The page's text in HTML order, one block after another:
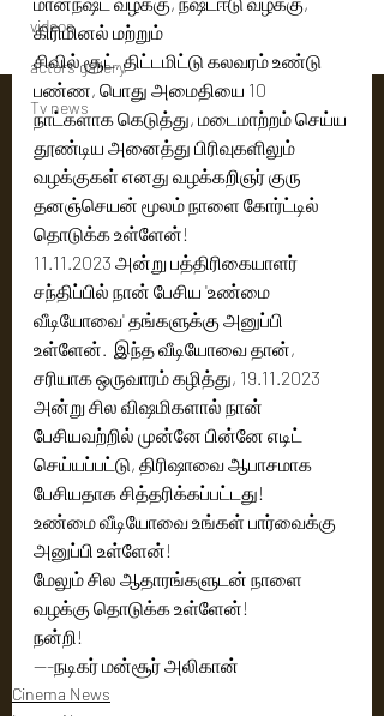
videos
actors gallery
Tv news
கிரிமினல் மற்றும்
சிவில் சூட், திட்டமிட்டு கலவரம் உண்டு
பண்ண, பொது அமைதியை 10
நாட்களாக கெடுத்து, மடைமாற்றம் செய்ய
தூண்டிய அனைத்து பிரிவுகளிலும்
வழக்குகள் எனது வழக்கறிஞர் குரு
தனஞ்செயன் மூலம் நாளை கோர்ட்டில்
தொடுக்க உள்ளேன்!
11.11.2023 அன்று பத்திரிகையாளர்
சந்திப்பில் நான் பேசிய 'உண்மை
வீடியோவை' தங்களுக்கு அனுப்பி
உள்ளேன்.  இந்த வீடியோவை தான்,
சரியாக ஒருவாரம் கழித்து, 19.11.2023
அன்று சில விஷமிகளால் நான்
பேசியவற்றில் முன்னே பின்னே எடிட்
செய்யப்பட்டு, திரிஷாவை ஆபாசமாக
பேசியதாக சித்தரிக்கப்பட்டது!
உண்மை வீடியோவை உங்கள் பார்வைக்கு
அனுப்பி உள்ளேன்!
மேலும் சில ஆதாரங்களுடன் நாளை
வழக்கு தொடுக்க உள்ளேன்!
நன்றி!
---நடிகர் மன்சூர் அலிகான்
Cinema News